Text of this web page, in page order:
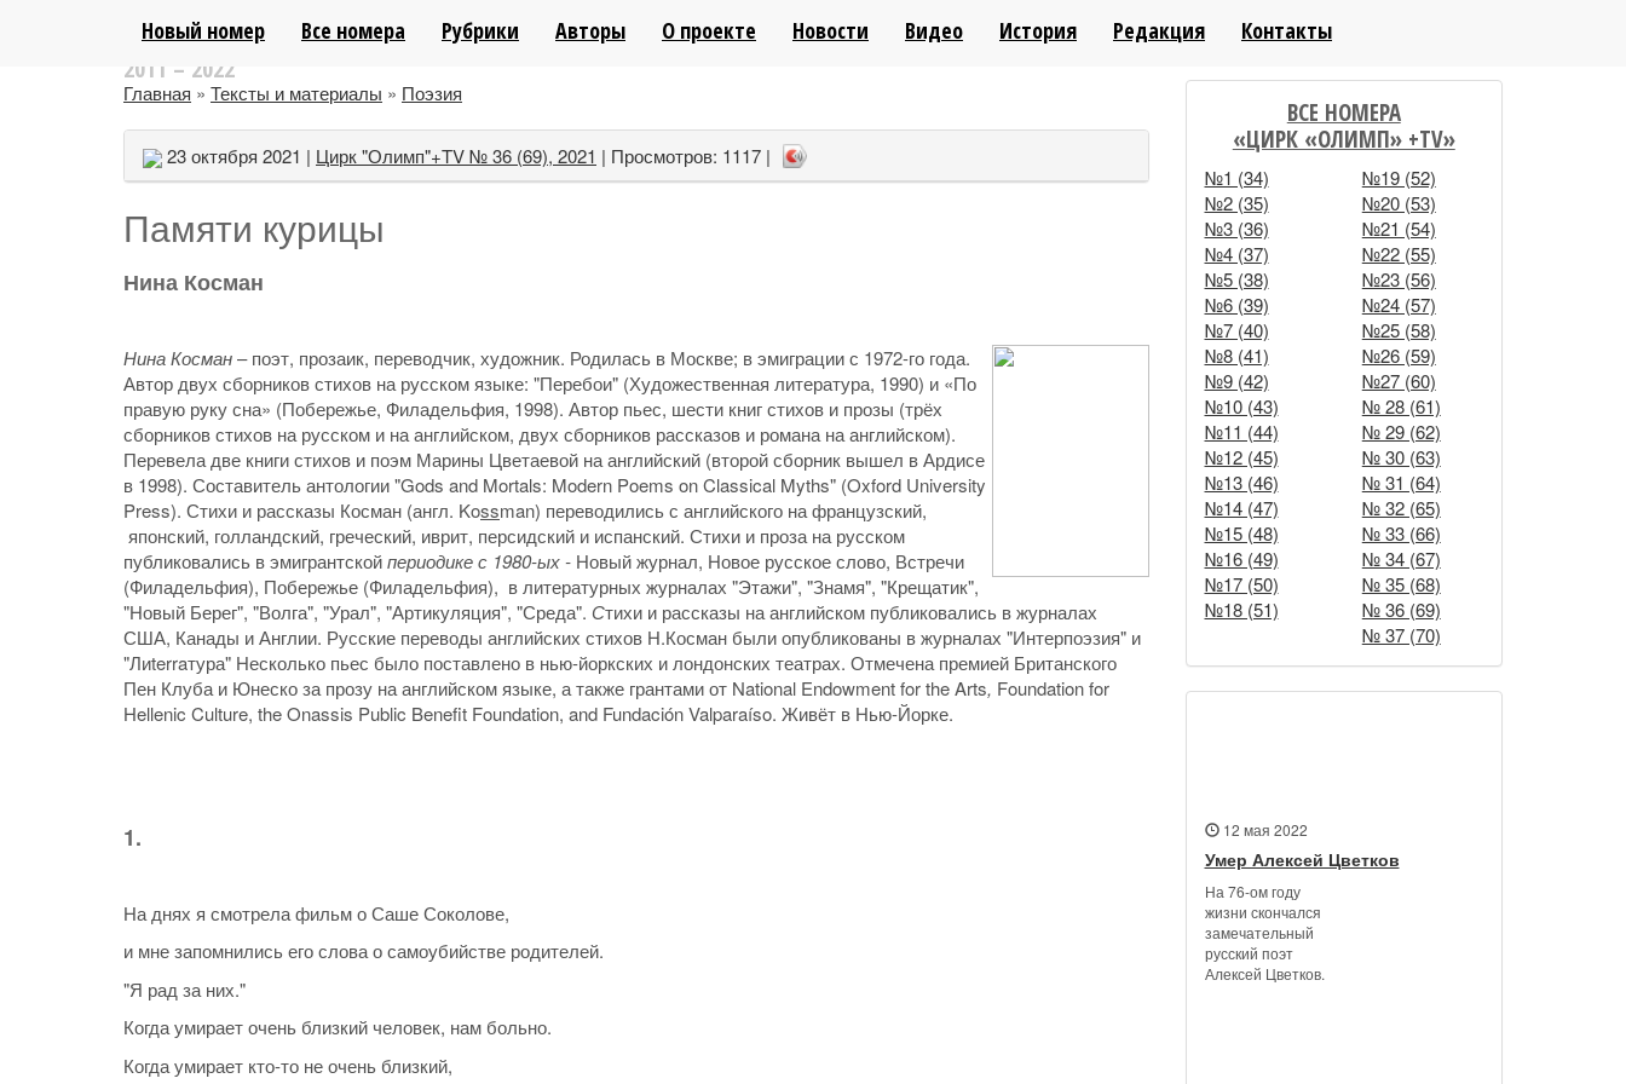
ЛИТЕРАТУРНО-АНАЛИТИЧЕСКИЙ ПОРТАЛ
2011 – 2022
НАШ ВИДЕОКАНАЛ
МЫ В СОЦСЕТЯХ
Новый номер Все номера Рубрики Авторы О проекте Новости Видео История Редакция Контакты
Главная » Тексты и материалы » Поэзия
23 октября 2021 | Цирк "Олимп"+TV № 36 (69), 2021 | Просмотров: 1117 |
Памяти курицы
Нина Косман
Нина Косман– поэт, прозаик, переводчик, художник. Родилась в Москве; в эмиграции с 1972-го года.
Автор двух сборников стихов на русском языке: "Перебои" (Художественная литература, 1990) и «По
правую руку сна» (Побережье, Филадельфия, 1998). Автор пьес, шести книг стихов и прозы (трёх
сборников стихов на русском и на английском, двух сборников рассказов и романа на английском).
Перевела две книги стихов и поэм Марины Цветаевой на английский (второй сборник вышел в Ардисе
в 1998). Составитель антологии "Gods and Mortals: Modern Poems on Classical Myths" (Oxford University
Press). Стихи и рассказы Косман (англ. Kossman) переводились с английского на французский,
японский, голландский, греческий, иврит, персидский и испанский. Стихи и проза на русском
публиковались в эмигрантскойпериодике с 1980-ых - Новый журнал, Новое русское слово, Встречи
(Филадельфия), Побережье (Филадельфия), в литературных журналах "Этажи", "Знамя", "Крещатик",
"Новый Берег", "Волга", "Урал", "Артикуляция", "Среда". Стихи и рассказы на английском публиковались в журналах
США, Канады и Англии. Русские переводы английских стихов Н.Косман были опубликованы в журналах "Интерпоэзия" и
"Лиterraтура" Несколько пьес было поставлено в нью-йоркских и лондонских театрах. Отмечена премией Британского
Пен Клуба и Юнеско за прозу на английском языке, а также грантами от National Endowment for the Arts, Foundation for
Hellenic Culture, the Onassis Public Benefit Foundation, and Fundación Valparaíso. Живёт в Нью-Йорке.
1.
На днях я смотрела фильм о Саше Соколове,
и мне запомнились его слова о самоубийстве родителей.
"Я рад за них."
Когда умирает очень близкий человек, нам больно.
Когда умирает кто-то не очень близкий,
ВСЕ НОМЕРА
«ЦИРК «ОЛИМП» +TV»
№1 (34)
№2 (35)
№3 (36)
№4 (37)
№5 (38)
№6 (39)
№7 (40)
№8 (41)
№9 (42)
№10 (43)
№11 (44)
№12 (45)
№13 (46)
№14 (47)
№15 (48)
№16 (49)
№17 (50)
№18 (51)
№19 (52)
№20 (53)
№21 (54)
№22 (55)
№23 (56)
№24 (57)
№25 (58)
№26 (59)
№27 (60)
№ 28 (61)
№ 29 (62)
№ 30 (63)
№ 31 (64)
№ 32 (65)
№ 33 (66)
№ 34 (67)
№ 35 (68)
№ 36 (69)
№ 37 (70)
12 мая 2022
Умер Алексей Цветков
На 76-ом году
жизни скончался
замечательный
русский поэт
Алексей Цветков.